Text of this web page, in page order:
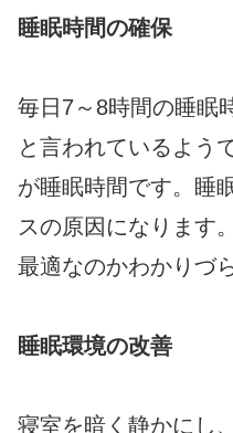
睡眠時間の確保
毎日7～8時間の睡眠
と言われているよう
が睡眠時間です。睡
スの原因になります
最適なのかわかりづ
睡眠環境の改善
寝室を暗く静かにし